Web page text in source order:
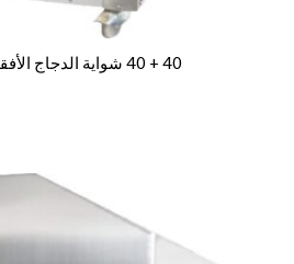
40 + 40 شواية الدجاج الأفقية بنار الفحم